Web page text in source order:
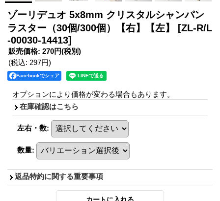
ゾーリデュオ 5x8mm クリスタルシャンパン
ラスター（30個/300個）【右】【左】 [ZL-R/L
-00030-14413]
販売価格: 270円(税別)
(税込: 297円)
Facebookでシェア
オプションにより価格が変わる場合もあります。
在庫確認はこちら
左右・数:
数量:
返品特約に関する重要事項